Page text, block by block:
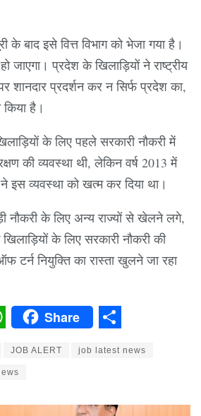
के बाद इसे वित्त विभाग को भेजा गया है।
जाएगा। प्रदेश के खिलाड़ियों ने राष्ट्रीय
शानदार प्रदर्शन कर न सिर्फ प्रदेश का,
है।
के लिए पहले सरकारी नौकरी में
की व्यवस्था थी, लेकिन वर्ष 2013 में
इस व्यवस्था को खत्म कर दिया था।
नौकरी के लिए अन्य राज्यों से खेलने लगे,
के लिए सरकारी नौकरी की
टर्न नियुक्ति का रास्ता खुलने जा रहा
Share
JOB ALERT job latest news